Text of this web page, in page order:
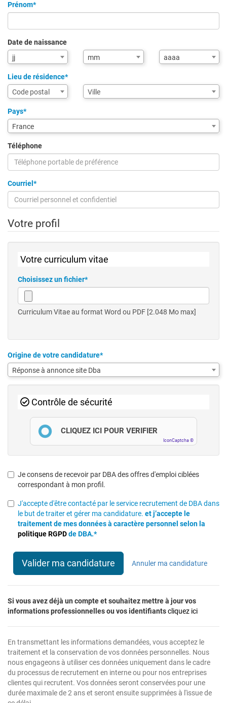
Prénom*
Date de naissance
jj
Mois
de
mm
Année
de
aaaa
Lieu de résidence*
Assistance
de
saisie
pour
la
via
code
postal
Code postal Ville
Ville
Pays*
France
Téléphone
Courriel*
Votre profil
Votre curriculum vitae
Choisissez un fichier*
Curriculum Vitae au format Word ou PDF [2.048 Mo max]
Origine de votre candidature*
Réponse à annonce site Dba
Contrôle de sécurité
IconCaptcha ©
CLIQUEZ ICI POUR VÉRIFIER
Je consens de recevoir par DBA des offres d'emploi ciblées
correspondant à mon profil.
J'accepte d'être contacté par le service recrutement de DBA dans
le but de traiter et gérer ma candidature. et j’accepte le
traitement de mes données à caractère personnel selon la
politique RGPDde DBA.*
Valider ma candidature Annuler ma candidature
Si vous avez déjà un compte et souhaitez mettre à jour vos
informations professionnelles ou vos identifiantscliquez ici
En transmettant les informations demandées, vous acceptez le
traitement et la conservation de vos données personnelles. Nous
nous engageons à utiliser ces données uniquement dans le cadre
du processus de recrutement en interne ou pour nos entreprises
clientes qui recrutent. Vos données seront conservées pour une
durée maximale de 2 ans et seront ensuite supprimées à l'issue de